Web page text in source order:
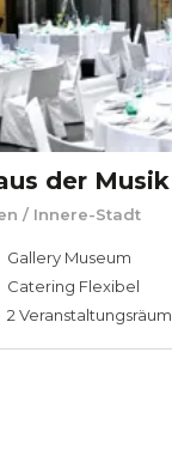
der Musik
/ Innere-Stadt
Gallery Museum
Catering Flexibel
2 Veranstaltungsräum